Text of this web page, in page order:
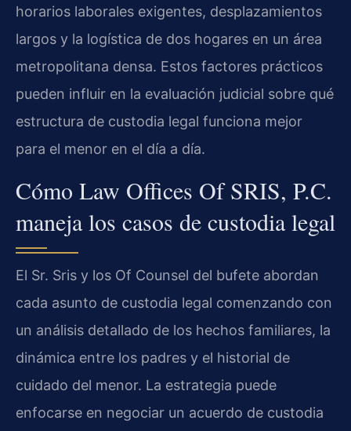
horarios laborales exigentes, desplazamientos
largos y la logística de dos hogares en un área
metropolitana densa. Estos factores prácticos
pueden influir en la evaluación judicial sobre qué
estructura de custodia legal funciona mejor
para el menor en el día a día.
Cómo Law Offices Of SRIS, P.C.
maneja los casos de custodia legal
El Sr. Sris y los Of Counsel del bufete abordan
cada asunto de custodia legal comenzando con
un análisis detallado de los hechos familiares, la
dinámica entre los padres y el historial de
cuidado del menor. La estrategia puede
enfocarse en negociar un acuerdo de custodia